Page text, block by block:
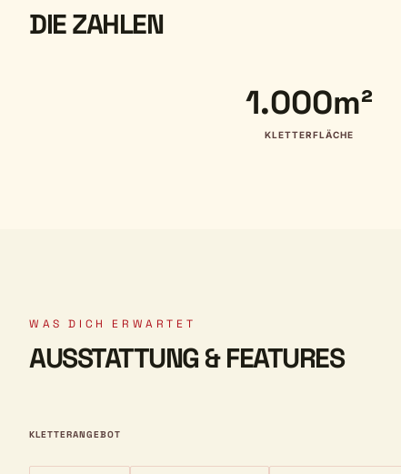
DIE ZAHLEN
1.000m²
KLETTERFLÄCHE
WAS DICH ERWARTET
AUSSTATTUNG & FEATURES
KLETTERANGEBOT